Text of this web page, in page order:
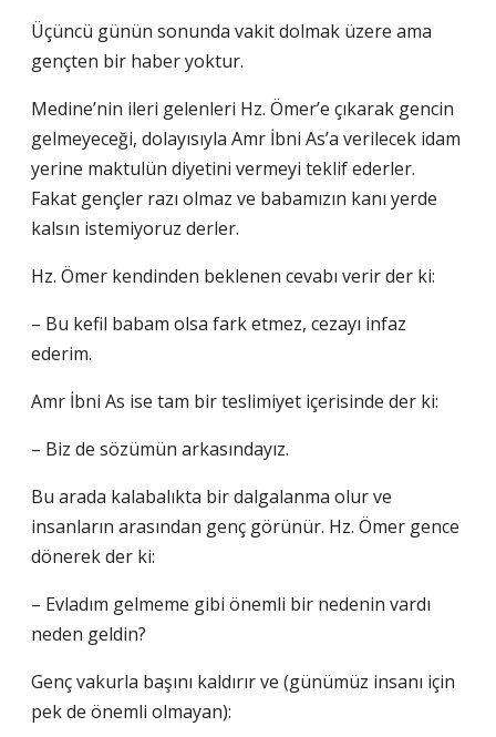
Üçüncü günün sonunda vakit dolmak üzere ama
gençten bir haber yoktur.
Medine’nin ileri gelenleri Hz. Ömer’e çıkarak gencin
gelmeyeceği, dolayısıyla Amr İbni As’a verilecek idam
yerine maktulün diyetini vermeyi teklif ederler.
Fakat gençler razı olmaz ve babamızın kanı yerde
kalsın istemiyoruz derler.
Hz. Ömer kendinden beklenen cevabı verir der ki:
– Bu kefil babam olsa fark etmez, cezayı infaz
ederim.
Amr İbni As ise tam bir teslimiyet içerisinde der ki:
– Biz de sözümün arkasındayız.
Bu arada kalabalıkta bir dalgalanma olur ve
insanların arasından genç görünür. Hz. Ömer gence
dönerek der ki:
– Evladım gelmeme gibi önemli bir nedenin vardı
neden geldin?
Genç vakurla başını kaldırır ve (günümüz insanı için
pek de önemli olmayan):